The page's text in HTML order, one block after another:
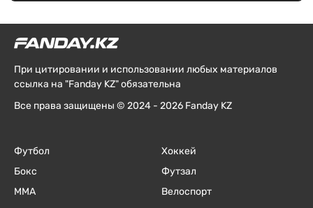
При цитировании и использовании любых материалов
ссылка на "Fanday KZ" обязательна
Все права защищены © 2024 - 2026 Fanday KZ
Футбол
Бокс
ММА
Хоккей
Футзал
Велоспорт